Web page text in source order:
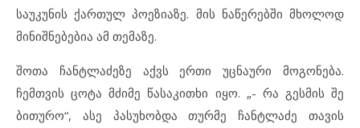
საუკუნის ქართულ პოეზიაზე. მის ნაწერებში მხოლოდ
მინიშნებებია ამ თემაზე.
შოთა ჩანტლაძეზე აქვს ერთი უცნაური მოგონება.
ჩემთვის ცოტა მძიმე წასაკითხი იყო. „- რა გესმის შე
ბითურო“, ასე პასუხობდა თურმე ჩანტლაძე თავის